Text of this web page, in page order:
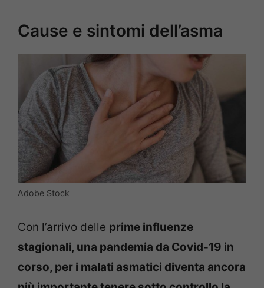
Cause e sintomi dell’asma
Adobe Stock
Con l’arrivo delle prime influenze
stagionali, una pandemia da Covid-19 in
corso, per i malati asmatici diventa ancora